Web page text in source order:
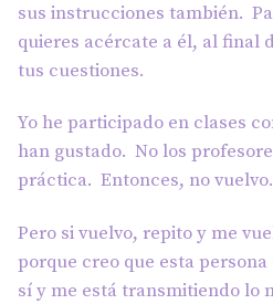
sus instrucciones también.
quieres acércate a él, al final
tus cuestiones.
Yo he participado en clases
han gustado. No los
práctica. Entonces, no
Pero si vuelvo, repito y me
porque creo que esta
sí y me está transmitiendo lo